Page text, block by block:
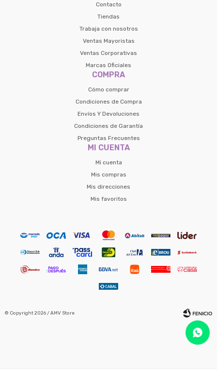
Contacto
Tiendas
Trabaja con nosotros
Ventas Mayoristas
Ventas Corporativas
Marcas Oficiales
COMPRA
Cómo comprar
Condiciones de Compra
Envíos Y Devoluciones
Condiciones de Garantía
Preguntas Frecuentes
MI CUENTA
Mi cuenta
Mis compras
Mis direcciones
Mis favoritos
© Copyright 2026 / AMV Store